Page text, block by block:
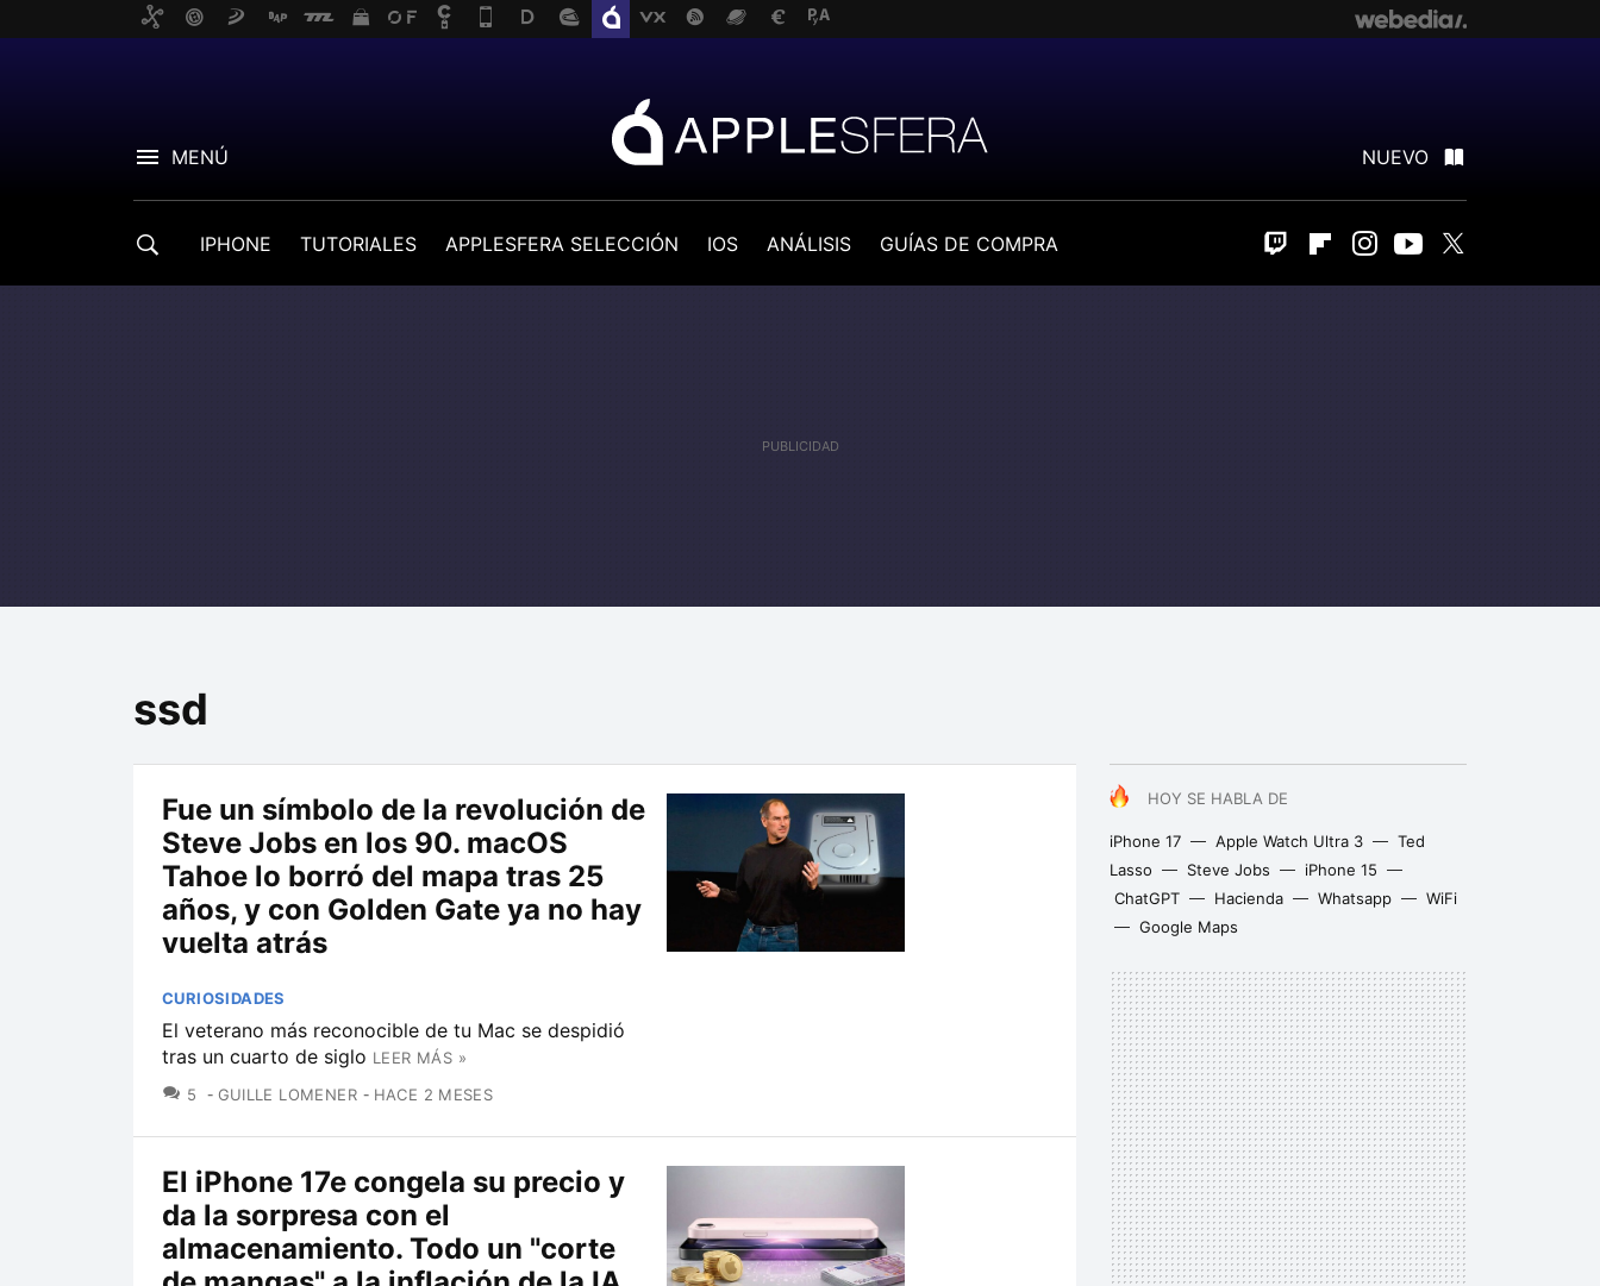
MENÚ NUEVO
IPHONE TUTORIALES APPLESFERA SELECCIÓN IOS ANÁLISIS GUÍAS DE COMPRA Twitch FlipboardInstagram
Youtube
ssd
HOY SE HABLA DE
iPhone 17 Apple Watch Ultra 3
Ted
Lasso
Steve Jobs
iPhone 15
ChatGPT
Hacienda Whatsapp
WiFi
Google Maps
Fue un símbolo de la revolución de
Steve Jobs en los 90. macOS
Tahoe lo borró del mapa tras 25
años, y con Golden Gate ya no hay
vuelta atrás
CURIOSIDADES
El veterano más reconocible de tu Mac se despidió
tras un cuarto de siglo LEER MÁS »
5
COMENTARIOS
GUILLE LOMENER HACE 2 MESES
El iPhone 17e congela su precio y
da la sorpresa con el
almacenamiento. Todo un "corte